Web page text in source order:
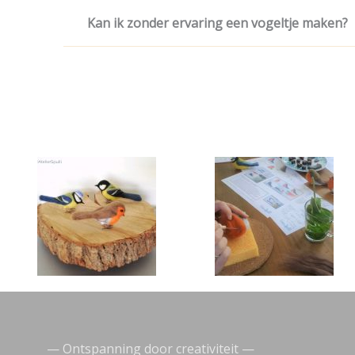
Kan ik zonder ervaring een vogeltje maken?
— Ontspanning door creativiteit —